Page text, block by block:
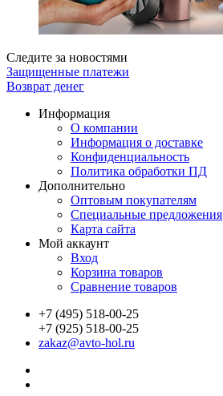
Следите за новостями
Защищенные платежи
Возврат денег
Информация
О компании
Информация о доставке
Конфиденциальность
Политика обработки ПД
Дополнительно
Оптовым покупателям
Специальные предложения
Карта сайта
Мой аккаунт
Вход
Корзина товаров
Сравнение товаров
+7 (495) 518-00-25
+7 (925) 518-00-25
zakaz@avto-hol.ru